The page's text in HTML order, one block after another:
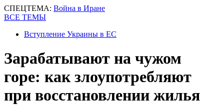
СПЕЦТЕМА: Война в Иране
ВСЕ ТЕМЫ
Вступление Украины в ЕС
Зарабатывают на чужом
горе: как злоупотребляют
при восстановлении жилья